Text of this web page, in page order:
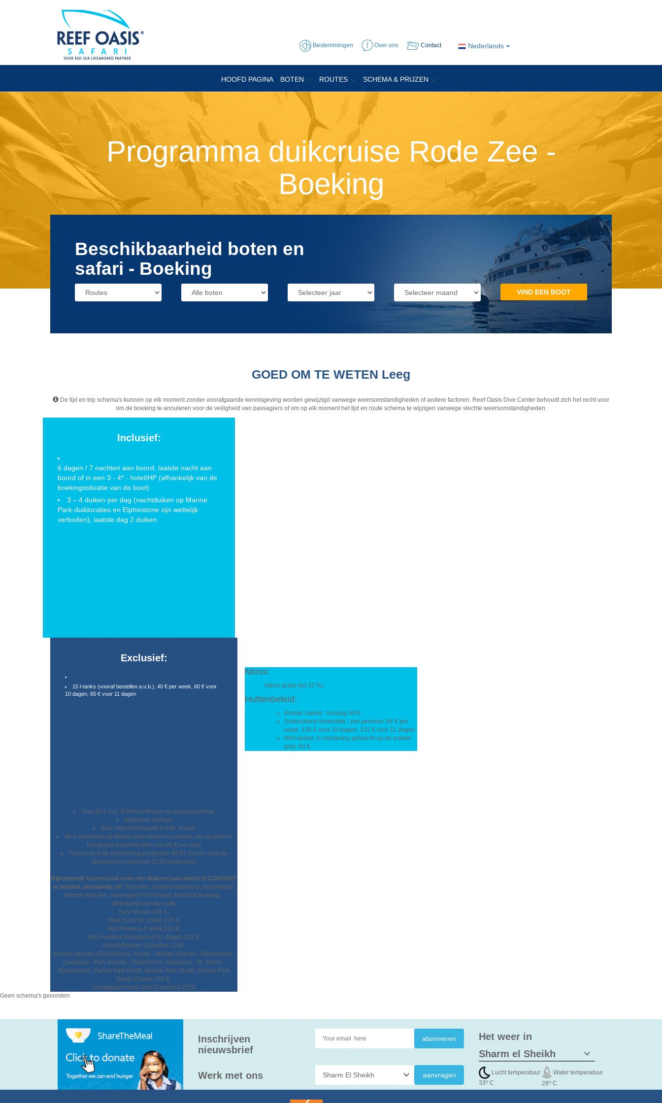
Nederlands
Bestemmingen Over ons Contact
HOOFD PAGINA BOTEN ROUTES SCHEMA & PRIJZEN
Programma duikcruise Rode Zee -
Boeking
Beschikbaarheid boten en
safari - Boeking
GOED OM TE WETEN Leeg
De tijd en trip schema's kunnen op elk moment zonder voorafgaande kennisgeving worden gewijzigd vanwege weersomstandigheden of andere factoren. Reef Oasis Dive Center behoudt zich het recht voor
om de boeking te annuleren voor de veiligheid van passagiers of om op elk moment het tijd en route schema te wijzigen vanwege slechte weersomstandigheden.
Inclusief:
6 dagen / 7 nachten aan boord, laatste nacht aan
boord of in een 3 - 4* - hotel/HP (afhankelijk van de
boekingssituatie van de boot)
3 – 4 duiken per dag (nachtduiken op Marine
Park-duiklocaties en Elphinstone zijn wettelijk
verboden), laatste dag 2 duiken.
Volpension (incl. koffie, thee, water en frisdrank in flessen)
Inchecken 18.00 uur, gevolgd door diner
Uitchecken 10.00 uur op de dag van vertrek, na het ontbijt
ENOS gratis,
Wifi gratis,
Exclusief:
15 l-tanks (vooraf bestellen a.u.b.), 40 € per week, 60 € voor
10 dagen, 65 € voor 11 dagen
Visa 30 € incl. BTW luchthaven en bagageservice
Materiaal verhuur
Bier, wijn en frisdrank in blik, fooien
Voor aankomst op Marsa Alam Airport en vertrek van de boot in
Hurghada transferkosten van 80 € per auto
Fooien voor de bemanning (ongeveer 60 €), fooien voor de
duikgidsen (ongeveer 10 €) (optioneel)
Bijkomende kosten (ook voor niet-duikers) aan boord in CONTANT
te betalen, bestaande uit:Transfers, Duiktoestemming, belastingen,
Marine Park fee, havengeld Port Ghaleb, brandstoftoeslag -
afhankelijk van de route:
Fury Shoals 195 €,
Diep Zuid / St. Johns 215 €,
Abu Fendera 1 week 215 €,
Abu Fendera 10 dagen of 11 dagen 225 €,
Noord/Broeder Eilanden 220€,
Brother Islands / Elphinstone, Noord - Brother Islands - Elphinstone,
Daedalus - Fury Shoals - Elphinstone, Daedalus - St. Johns -
Elphinstone, Marine Park North, Marine Park South, Marine Park
South Classic 255 €,
Hoogtepunt Rode Zee (2 weken) 275€
Nitrox:
Nitrox gratis (tot 32 %)
Huttenbeleid:
Enkele cabine : toeslag 50%
Suite/cabine bovendek - per persoon: 84 € per
week, 120 € voor 10 dagen, 132 € voor 11 dagen
Niet-duiker, in mindering gebracht op de enkele
prijs: 50 €
Geen schema's gevonden
Inschrijven
nieuwsbrief
Werk met ons aanvragen
Het weer in
Lucht temperatuur
33o C
Water temperatuur
28oC